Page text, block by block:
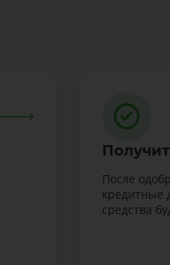
После
кредитные
средства